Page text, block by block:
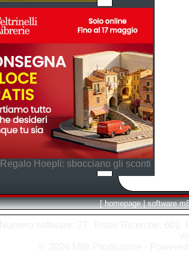
Hoepli: sbocciano gli sconti
[ homepage | software